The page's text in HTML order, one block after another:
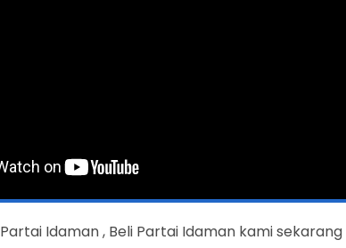
Partai Idaman , Beli Partai Idaman kami